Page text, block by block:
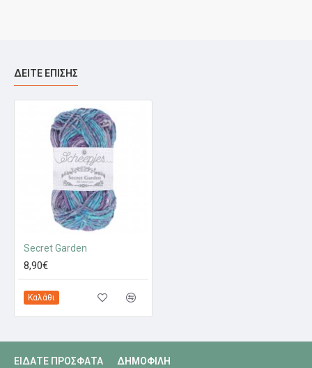
ΔΕΊΤΕ ΕΠΊΣΗΣ
Secret Garden
8,90€
Καλάθι
ΕΊΔΑΤΕ ΠΡΌΣΦΑΤΑ ΔΗΜΟΦΙΛΉ